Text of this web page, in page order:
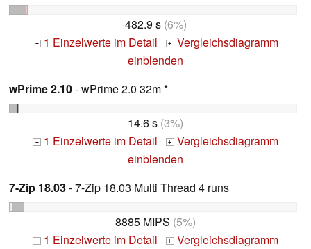
482.9 s(6%)
+ 1 Einzelwerte im Detail + Vergleichsdiagramm
einblenden
wPrime 2.10- wPrime 2.0 32m *
14.6 s (3%)
+ 1 Einzelwerte im Detail + Vergleichsdiagramm
einblenden
7-Zip 18.03- 7-Zip 18.03 Multi Thread 4 runs
8885 MIPS (5%)
+ 1 Einzelwerte im Detail + Vergleichsdiagramm